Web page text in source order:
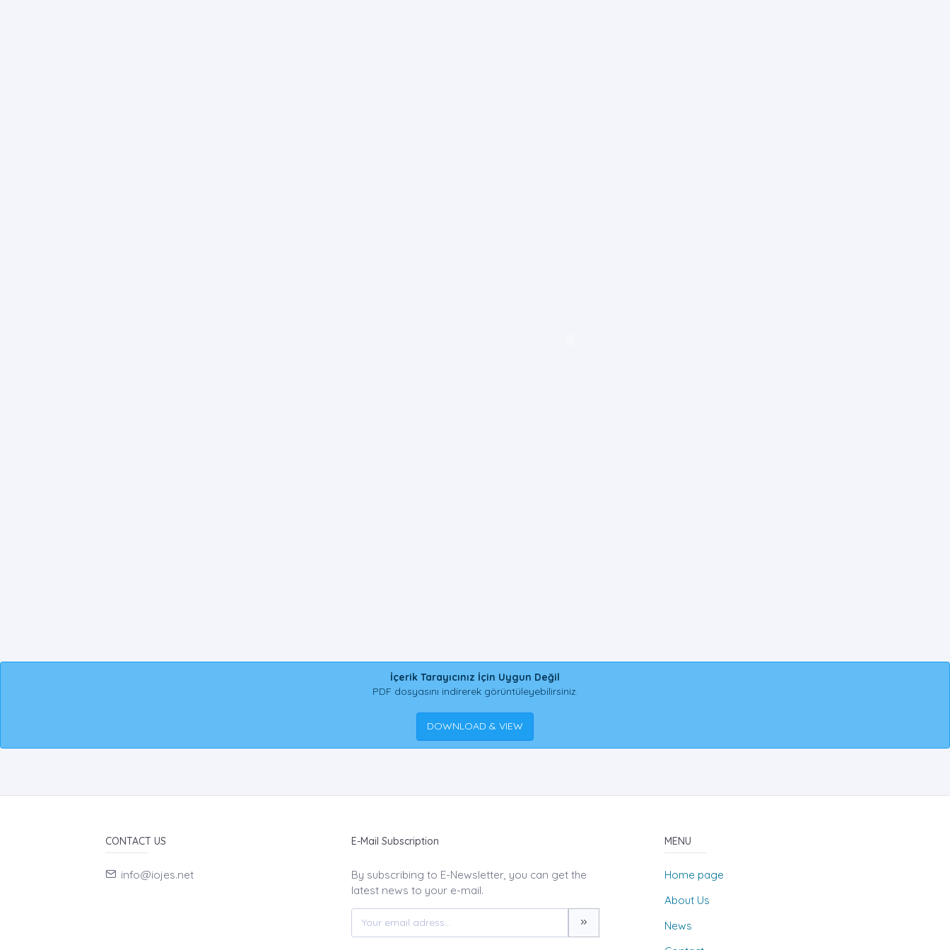
İçerik Tarayıcınız İçin Uygun Değil
PDF dosyasını indirerek görüntüleyebilirsiniz.
DOWNLOAD & VIEW
CONTACT US
info@iojes.net
E-Mail Subscription
By subscribing to E-Newsletter, you can get the
latest news to your e-mail.
MENU
Home page
About Us
News